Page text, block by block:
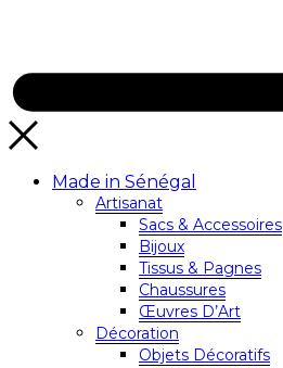
Made in Sénégal
Artisanat
Sacs & Accessoires
Bijoux
Tissus & Pagnes
Chaussures
Œuvres D’Art
Décoration
Objets Décoratifs